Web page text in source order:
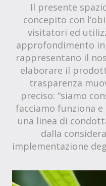
Il presente
concepito con
visitatori ed
approfondimento
rappresentano il
elaborare il
trasparenza
preciso: “siamo
facciamo funziona
una linea di
dalla
implementazione